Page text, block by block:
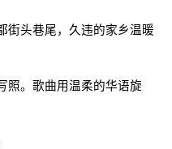
街头巷尾，久违的家乡温暖
照。歌曲用温柔的华语旋